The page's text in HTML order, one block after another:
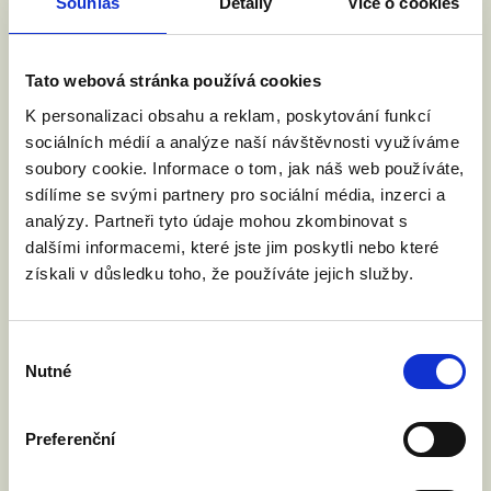
Tato webová stránka používá cookies
K personalizaci obsahu a reklam, poskytování funkcí
sociálních médií a analýze naší návštěvnosti využíváme
soubory cookie. Informace o tom, jak náš web používáte,
sdílíme se svými partnery pro sociální média, inzerci a
analýzy. Partneři tyto údaje mohou zkombinovat s
dalšími informacemi, které jste jim poskytli nebo které
získali v důsledku toho, že používáte jejich služby.
souhlasu
Nutné
Preferenční
byl kontakt na ně veřejně přístupný) se žádostí o
zaslání kontaktů a rozeslání našeho dotazu. Pokud
osloveni, je to primárně z toho důvodu, že
nezveřejňují své e-maily, na žádost nám je nezaslaly
a sekretariáty nepřeposlaly sami dotaz kandidátům.
U kandidujících, u kterých nemáme k dispozici email
je uvedeno: KONTAKT NEDOHLEDÁN.
Hodnocení postoje Posuzovaných stran:
Parlamentní strany hodnotíme na základě jejich
podpory manželství pro všechny. A to buď
deklarovanou podporu nebo odmítnutí od strany
= známka 5). U Parlamentních stran, které nemají
jasně čitelnou stranickou pozici hodnotíme postoje